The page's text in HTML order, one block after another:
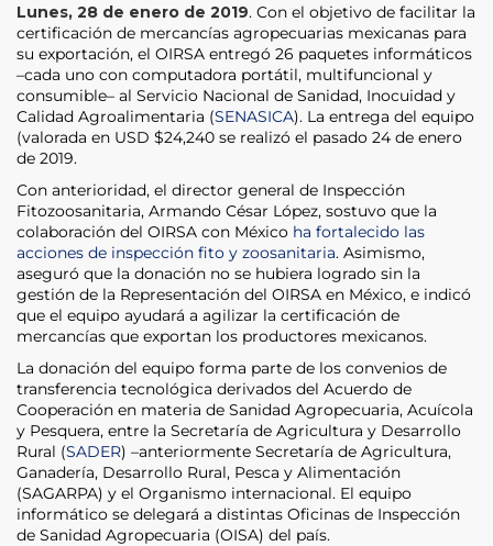
Lunes, 28 de enero de 2019. Con el objetivo de facilitar la
certificación de mercancías agropecuarias mexicanas para
su exportación, el OIRSA entregó 26 paquetes informáticos
–cada uno con computadora portátil, multifuncional y
consumible– al Servicio Nacional de Sanidad, Inocuidad y
Calidad Agroalimentaria (SENASICA). La entrega del equipo
(valorada en USD $24,240 se realizó el pasado 24 de enero
de 2019.
Con anterioridad, el director general de Inspección
Fitozoosanitaria, Armando César López, sostuvo que la
colaboración del OIRSA con México ha fortalecido las
acciones de inspección fito y zoosanitaria. Asimismo,
aseguró que la donación no se hubiera logrado sin la
gestión de la Representación del OIRSA en México, e indicó
que el equipo ayudará a agilizar la certificación de
mercancías que exportan los productores mexicanos.
La donación del equipo forma parte de los convenios de
transferencia tecnológica derivados del Acuerdo de
Cooperación en materia de Sanidad Agropecuaria, Acuícola
y Pesquera, entre la Secretaría de Agricultura y Desarrollo
Rural (SADER) –anteriormente Secretaría de Agricultura,
Ganadería, Desarrollo Rural, Pesca y Alimentación
(SAGARPA) y el Organismo internacional. El equipo
informático se delegará a distintas Oficinas de Inspección
de Sanidad Agropecuaria (OISA) del país.